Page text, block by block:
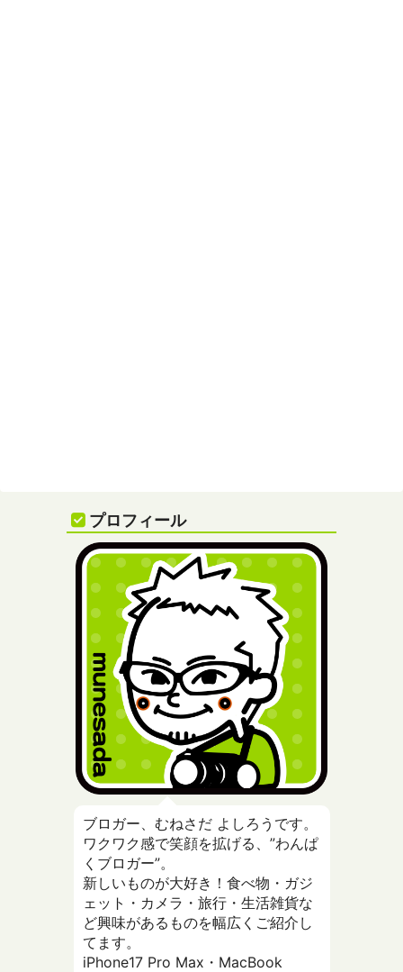
プロフィール
ブロガー、むねさだ よしろうです。
ワクワク感で笑顔を拡げる、”わんぱ
くブロガー”。
新しいものが大好き！食べ物・ガジ
ェット・カメラ・旅行・生活雑貨な
ど興味があるものを幅広くご紹介し
てます。
iPhone17 Pro Max・MacBook